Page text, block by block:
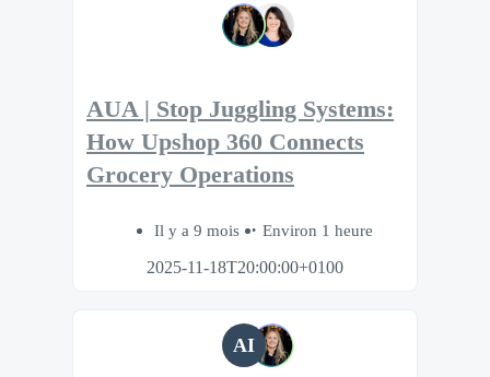
AUA | Stop Juggling Systems:
How Upshop 360 Connects
Grocery Operations
Il y a 9 mois
Environ 1 heure
2025-11-18T20:00:00+0100
AI